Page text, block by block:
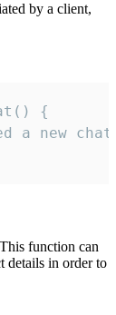
by a client,
{
a new
function can
details in order to